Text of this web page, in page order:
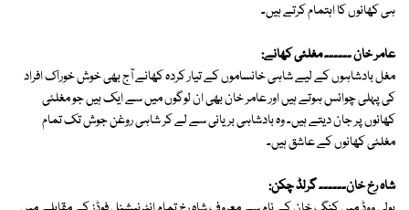
ہی کھانوں کا اہتمام کرتے ہیں۔
عامر خان ۔۔۔۔۔۔ مغلئی کھانے:
مغل بادشاہوں کے لیے شاہی خانساموں کے تیار کردہ کھانے آج بھی خوش خوراک افراد
کی پہلی چوائس ہوتے ہیں اور عامر خان بھی ان لوگوں میں سے ایک ہیں جو مغلئی
کھانوں پر جان دیتے ہیں۔ وہ بادشاہی بریانی سے لے کر شاہی روغن جوش تک تمام
مغلئی کھانوں کے عاشق ہیں۔
شاہ رخ خان۔۔۔۔۔۔ گرلڈ چکن: